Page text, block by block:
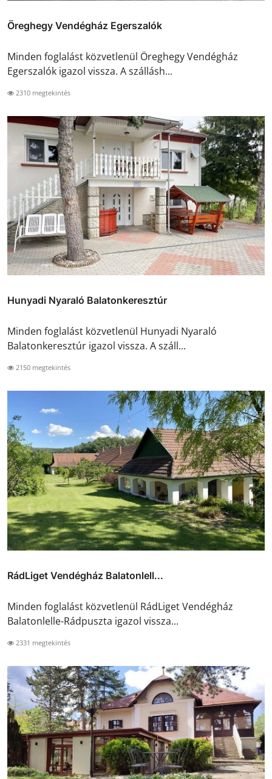
Öreghegy Vendégház Egerszalók
Minden foglalást közvetlenül Öreghegy Vendégház
Egerszalók igazol vissza. A szállásh...
2310 megtekintés
Hunyadi Nyaraló Balatonkeresztúr
Minden foglalást közvetlenül Hunyadi Nyaraló
Balatonkeresztúr igazol vissza. A száll...
2150 megtekintés
RádLiget Vendégház Balatonlell...
Minden foglalást közvetlenül RádLiget Vendégház
Balatonlelle-Rádpuszta igazol vissza...
2331 megtekintés